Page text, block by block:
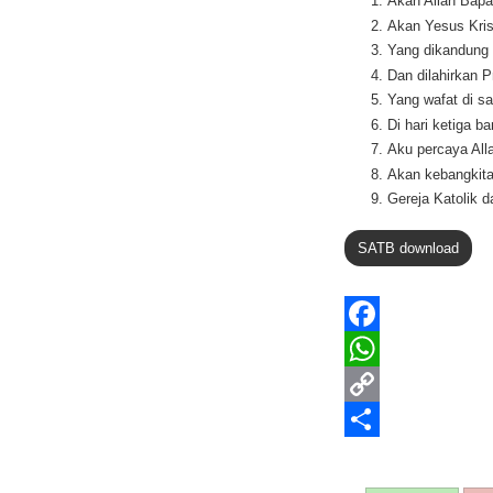
Akan Yesus
Yang
Dan dilahirkan
Yang wafat di
Di hari ketiga
Aku percaya
Akan
Gereja Katolik
SATB download
F
a
c
W
hC